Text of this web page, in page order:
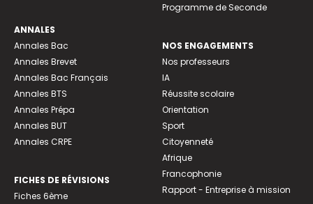
ANNALES
Annales Bac
Annales Brevet
Annales Bac Français
Annales BTS
Annales Prépa
Annales BUT
Annales CRPE
FICHES DE RÉVISIONS
Fiches 6ème
Programme de Seconde
NOS ENGAGEMENTS
Nos professeurs
IA
Réussite scolaire
Orientation
Sport
Citoyenneté
Afrique
Francophonie
Rapport - Entreprise à mission